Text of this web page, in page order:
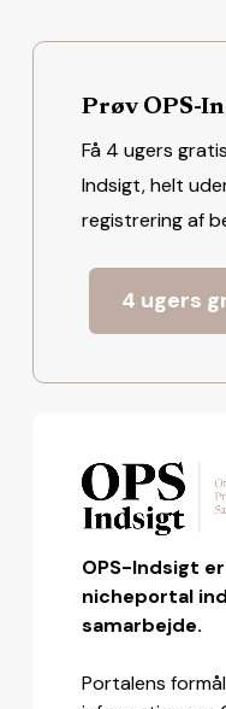
Prøv OPS-
Få 4 ugers
Indsigt, helt
registrering af
4 ugers
OPS-Indsigt
nicheportal
samarbejde.
Portalens